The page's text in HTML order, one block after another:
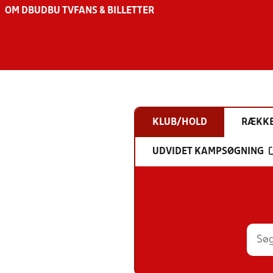
OM DBU DBU TV FANS & BILLETTER
KLUB/HOLD
UDVIDET KAMPSØGNING